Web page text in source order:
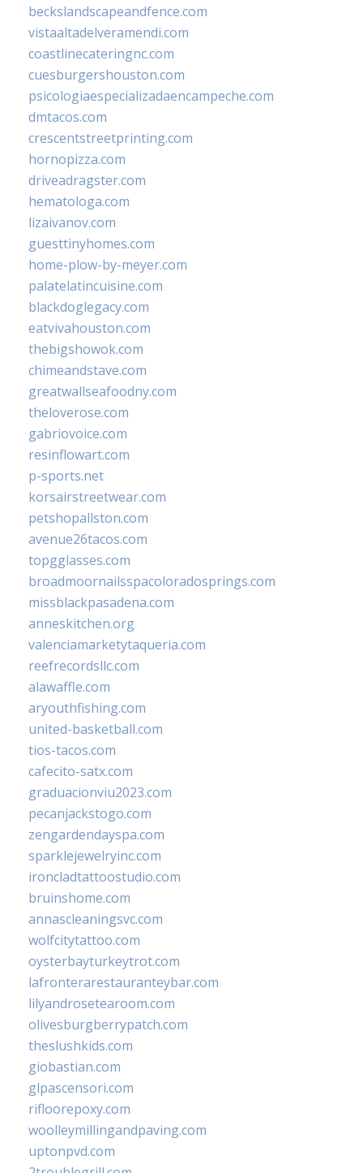
beckslandscapeandfence.com
vistaaltadelveramendi.com
coastlinecateringnc.com
cuesburgershouston.com
psicologiaespecializadaencampeche.com
dmtacos.com
crescentstreetprinting.com
hornopizza.com
driveadragster.com
hematologa.com
lizaivanov.com
guesttinyhomes.com
home-plow-by-meyer.com
palatelatincuisine.com
blackdoglegacy.com
eatvivahouston.com
thebigshowok.com
chimeandstave.com
greatwallseafoodny.com
theloverose.com
gabriovoice.com
resinflowart.com
p-sports.net
korsairstreetwear.com
petshopallston.com
avenue26tacos.com
topgglasses.com
broadmoornailsspacoloradosprings.com
missblackpasadena.com
anneskitchen.org
valenciamarketytaqueria.com
reefrecordsllc.com
alawaffle.com
aryouthfishing.com
united-basketball.com
tios-tacos.com
cafecito-satx.com
graduacionviu2023.com
pecanjackstogo.com
zengardendayspa.com
sparklejewelryinc.com
ironcladtattoostudio.com
bruinshome.com
annascleaningsvc.com
wolfcitytattoo.com
oysterbayturkeytrot.com
lafronterarestauranteybar.com
lilyandrosetearoom.com
olivesburgberrypatch.com
theslushkids.com
giobastian.com
glpascensori.com
rifloorepoxy.com
woolleymillingandpaving.com
uptonpvd.com